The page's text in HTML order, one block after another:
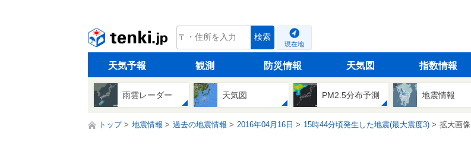
tenki.jp 検索
現在地
天気予報 観測 防災情報 天気図 指数情報
雨雲レーダー 天気図 PM2.5分布予測 地震情報
トップ 地震情報 過去の地震情報 2016年04月16日 15時44分頃発生した地震(最大震度3) 拡大画像